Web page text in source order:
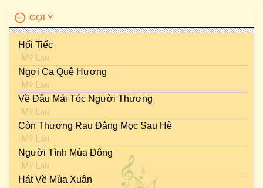
GỢI Ý
Hối Tiếc
Mỹ Lan
Ngợi Ca Quê Hương
Mỹ Lan
Về Đâu Mái Tóc Người Thương
Mỹ Lan
Còn Thương Rau Đắng Mọc Sau Hè
Mỹ Lan
Người Tình Mùa Đông
Mỹ Lan
Hát Về Mùa Xuân